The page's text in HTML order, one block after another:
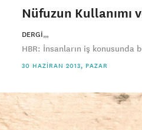
Nüfuzun Kullanımı
DERGI
HBR: İnsanların iş konusunda
30 HAZIRAN 2013, PAZAR